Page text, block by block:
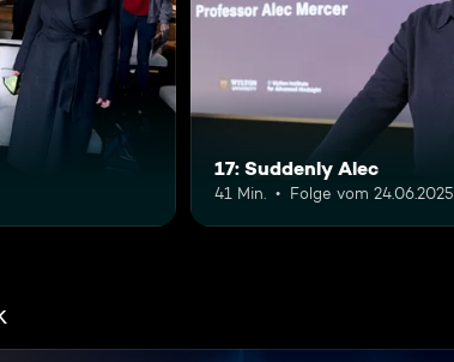
17: Suddenly Alec
41 Min. Folge vom 24.06.2025